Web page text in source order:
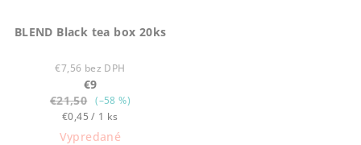
BLEND Black tea box 20ks
€7,56 bez DPH
€9
€21,50
(–58 %)
Jednotková
cena:
€0,45 / 1 ks
Vypredané